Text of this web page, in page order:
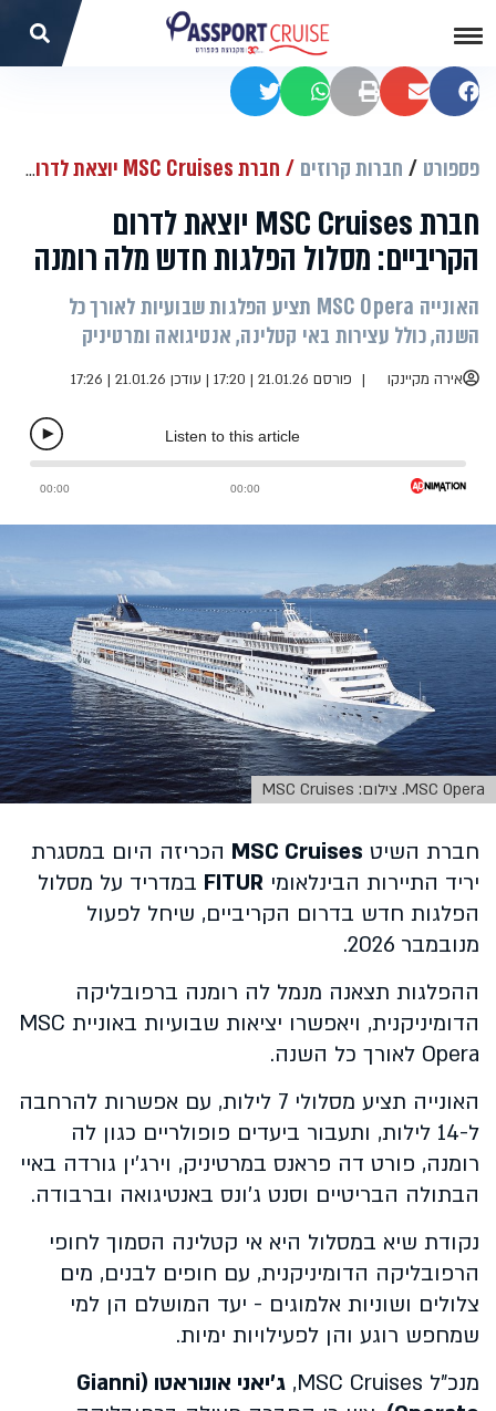
שתפו בפייסבוק
שתפו במיילהדפסהשתפו בוואטסאפשתפו בטוויטר
פספורט חברות קרוזים חברת MSC Cruises יוצאת לדרום הקריביים: מסלול הפלגות חדש מלה רומנה
חברת MSC Cruises יוצאת לדרום
הקריביים: מסלול הפלגות חדש מלה רומנה
האונייה MSC Opera תציע הפלגות שבועיות לאורך כל
השנה, כולל עצירות באי קטלינה, אנטיגואה ומרטיניק
אירה מקיינקו פורסם 21.01.26 | 17:20 | עודכן 21.01.26 | 17:26
MSC Opera. צילום: MSC Cruises
חברת השיט MSC Cruises הכריזה היום במסגרת
יריד התיירות הבינלאומי FITUR במדריד על מסלול
הפלגות חדש בדרום הקריביים, שיחל לפעול
מנובמבר 2026.
ההפלגות תצאנה מנמל לה רומנה ברפובליקה
הדומיניקנית, ויאפשרו יציאות שבועיות באוניית MSC
Opera לאורך כל השנה.
האונייה תציע מסלולי 7 לילות, עם אפשרות להרחבה
ל-14 לילות, ותעבור ביעדים פופולריים כגון לה
רומנה, פורט דה פראנס במרטיניק, וירג’ין גורדה באיי
הבתולה הבריטיים וסנט ג’ונס באנטיגואה וברבודה.
נקודת שיא במסלול היא אי קטלינה הסמוך לחופי
הרפובליקה הדומיניקנית, עם חופים לבנים, מים
צלולים ושוניות אלמוגים - יעד המושלם הן למי
שמחפש רוגע והן לפעילויות ימיות.
מנכ"ל MSC Cruises,
ג'יאני אונוראטו (Gianni